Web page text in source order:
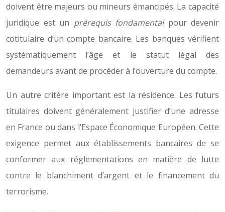
doivent être majeurs ou mineurs émancipés. La capacité
juridique est un prérequis fondamental pour devenir
cotitulaire d’un compte bancaire. Les banques vérifient
systématiquement l’âge et le statut légal des
demandeurs avant de procéder à l’ouverture du compte.
Un autre critère important est la résidence. Les futurs
titulaires doivent généralement justifier d’une adresse
en France ou dans l’Espace Économique Européen. Cette
exigence permet aux établissements bancaires de se
conformer aux réglementations en matière de lutte
contre le blanchiment d’argent et le financement du
terrorisme.